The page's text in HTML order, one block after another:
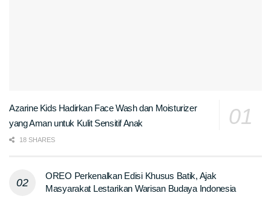
Azarine Kids Hadirkan Face Wash dan Moisturizer
yang Aman untuk Kulit Sensitif Anak
18 SHARES
OREO Perkenalkan Edisi Khusus Batik, Ajak
Masyarakat Lestarikan Warisan Budaya Indonesia